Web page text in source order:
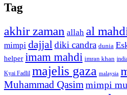
Tag
akhir zaman allah al
mimpi dajjal diki candra dunia
helper imam mahdi imran khan
Kyai Fadlil majelis gaza malaysia
Muhammad Qasim mimpi